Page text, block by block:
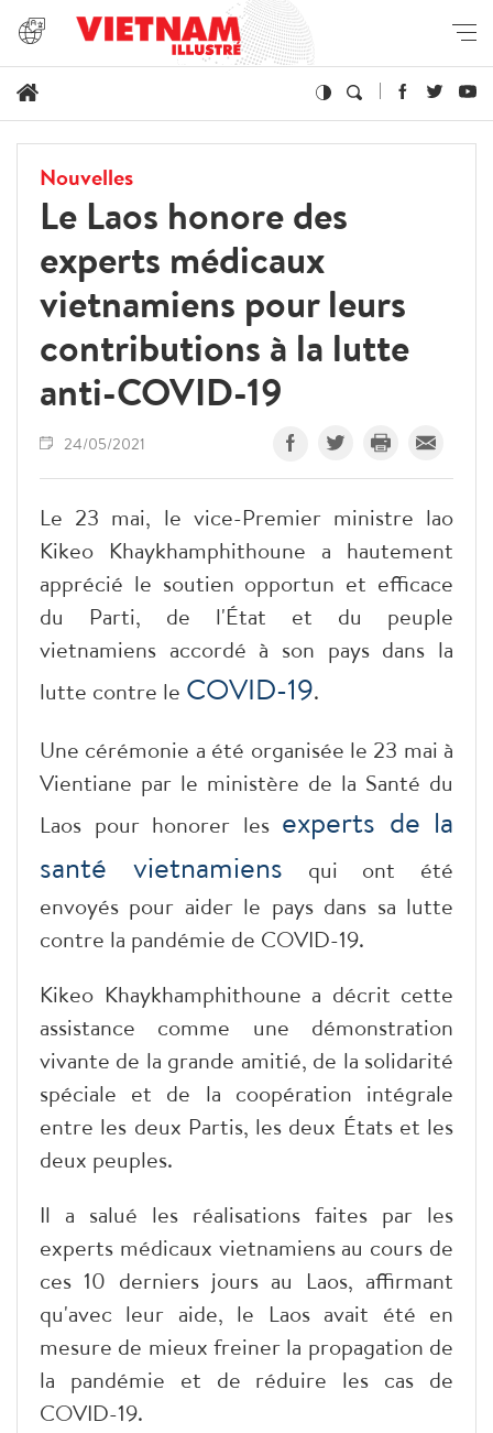
Nouvelles
Le Laos honore des
experts médicaux
vietnamiens pour leurs
contributions à la lutte
anti-COVID-19
24/05/2021
Le 23 mai, le vice-Premier ministre lao
Kikeo Khaykhamphithoune a hautement
apprécié le soutien opportun et efficace
du Parti, de l'État et du peuple
vietnamiens accordé à son pays dans la
lutte contre le COVID-19.
Une cérémonie a été organisée le 23 mai à
Vientiane par le ministère de la Santé du
Laos pour honorer les experts de la
santé vietnamiens qui ont été
envoyés pour aider le pays dans sa lutte
contre la pandémie de COVID-19.
Kikeo Khaykhamphithoune a décrit cette
assistance comme une démonstration
vivante de la grande amitié, de la solidarité
spéciale et de la coopération intégrale
entre les deux Partis, les deux États et les
deux peuples.
Il a salué les réalisations faites par les
experts médicaux vietnamiens au cours de
ces 10 derniers jours au Laos, affirmant
qu'avec leur aide, le Laos avait été en
mesure de mieux freiner la propagation de
la pandémie et de réduire les cas de
COVID-19.